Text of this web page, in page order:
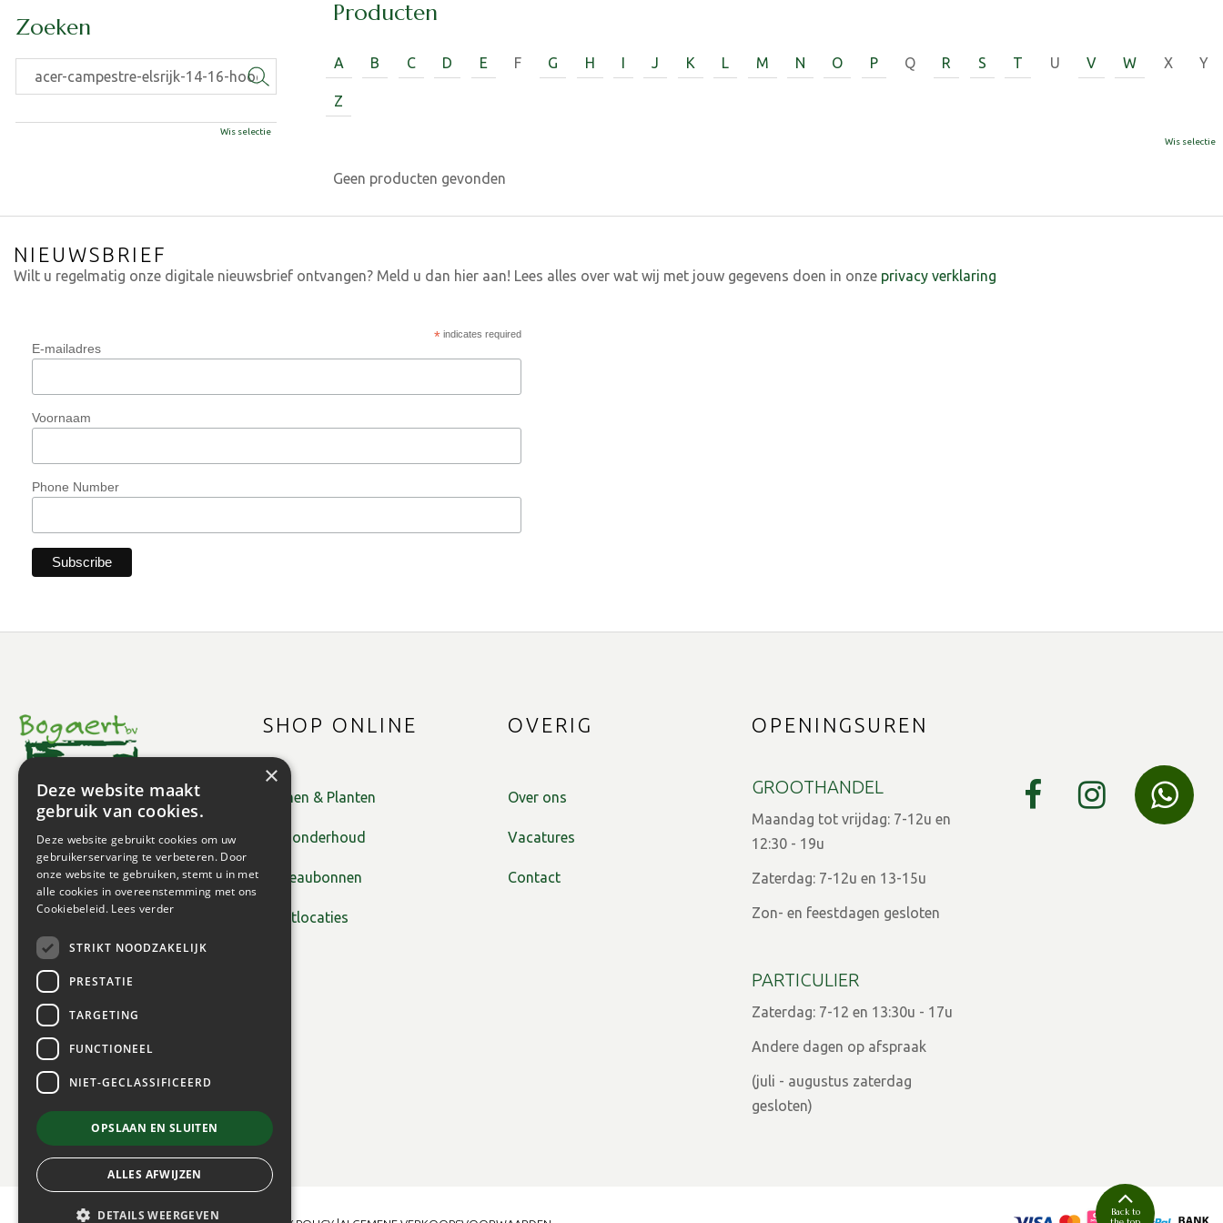
Producten
A B C D E F G H I J K L M N O P Q R S T U V W X Y
Z
Wis selectie
Geen producten gevonden
Zoeken
Wis selectie
NIEUWSBRIEF
Wilt u regelmatig onze digitale nieuwsbrief ontvangen? Meld u dan hier aan! Lees alles over wat wij met jouw gegevens doen in onze privacy verklaring
*indicates required
E-mailadres
Voornaam
Phone Number
SHOP ONLINE
Bomen & Planten
Tuinonderhoud
Cadeaubonnen
Plantlocaties
OVERIG
Over ons
Vacatures
Contact
OPENINGSUREN
GROOTHANDEL
Maandag tot vrijdag: 7-12u en
12:30 - 19u
Zaterdag: 7-12u en 13-15u
Zon- en feestdagen gesloten
PARTICULIER
Zaterdag: 7-12 en 13:30u - 17u
Andere dagen op afspraak
(juli - augustus zaterdag
gesloten)
Back to
×
Deze website maakt
gebruik van cookies.
Deze website gebruikt cookies om uw
gebruikerservaring te verbeteren. Door
onze website te gebruiken, stemt u in met
alle cookies in overeenstemming met ons
Cookiebeleid. Lees verder
STRIKT NOODZAKELIJK
PRESTATIE
TARGETING
FUNCTIONEEL
NIET-GECLASSIFICEERD
OPSLAAN EN SLUITEN
ALLES AFWIJZEN
DETAILS WEERGEVEN